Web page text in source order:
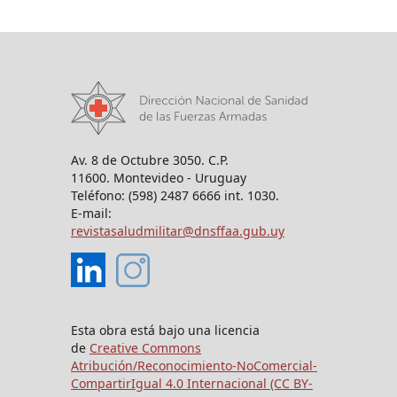
Av. 8 de Octubre 3050. C.P.
11600. Montevideo - Uruguay
Teléfono: (598) 2487 6666 int. 1030.
E-mail:
revistasaludmilitar@dnsffaa.gub.uy
Esta obra está bajo una licencia
de Creative Commons
Atribución/Reconocimiento-NoComercial-
CompartirIgual 4.0 Internacional (CC BY-